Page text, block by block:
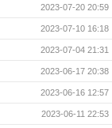
2023-07-20 20:59
2023-07-10 16:18
2023-07-04 21:31
2023-06-17 20:38
2023-06-16 12:57
2023-06-11 22:53